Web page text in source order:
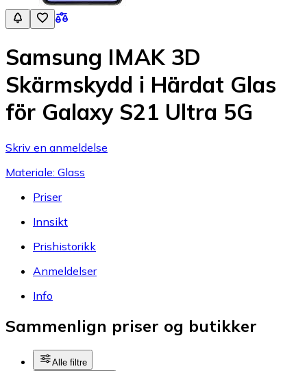
Samsung IMAK 3D
Skärmskydd i Härdat Glas
för Galaxy S21 Ultra 5G
Skriv en anmeldelse
Materiale: Glass
Priser
Innsikt
Prishistorikk
Anmeldelser
Info
Sammenlign priser og butikker
Alle filtre